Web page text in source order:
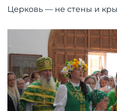
Церковь — не стены и